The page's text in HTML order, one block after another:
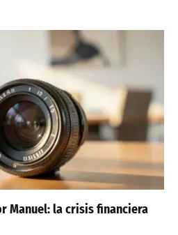
Manuel: la crisis financiera